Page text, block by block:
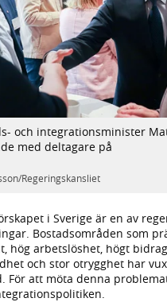
och integrationsminister
med deltagare på
Regeringskansliet
i Sverige är en av
Bostadsområden som
hög arbetslöshet, högt
och stor otrygghet har
För att möta denna